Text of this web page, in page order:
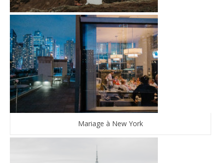
Mariage à New York